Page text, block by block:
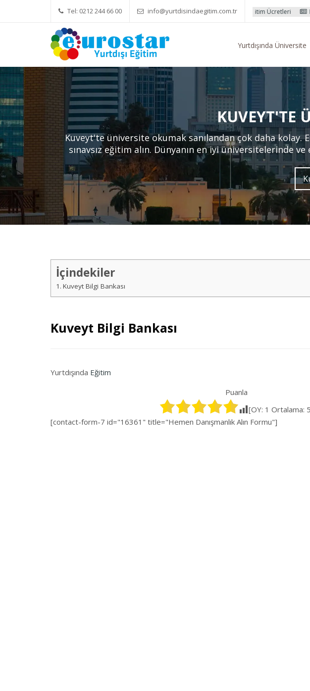
Tel: 0212 244 66 00 info@yurtdisindaegitim.com.tr
Yök Denkliği Önemli Eğitim Ücretleri Hizmetlerimiz
Yurtdışında Üniversite
KUVEYT'TE
Kuveyt'te üniversite okumak sanılandan çok daha kolay.
sınavsız eğitim alın. Dünyanın en iyi üniversitelerinde
İçindekiler
Kuveyt Bilgi Bankası
Kuveyt Bilgi Bankası
Yurtdışında Eğitim
Puanla
[OY: 1 Ortalama: 5
[contact-form-7 id="16361" title="Hemen Danışmanlık Alın Formu"]